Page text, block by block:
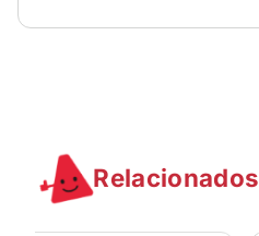
Relacionados